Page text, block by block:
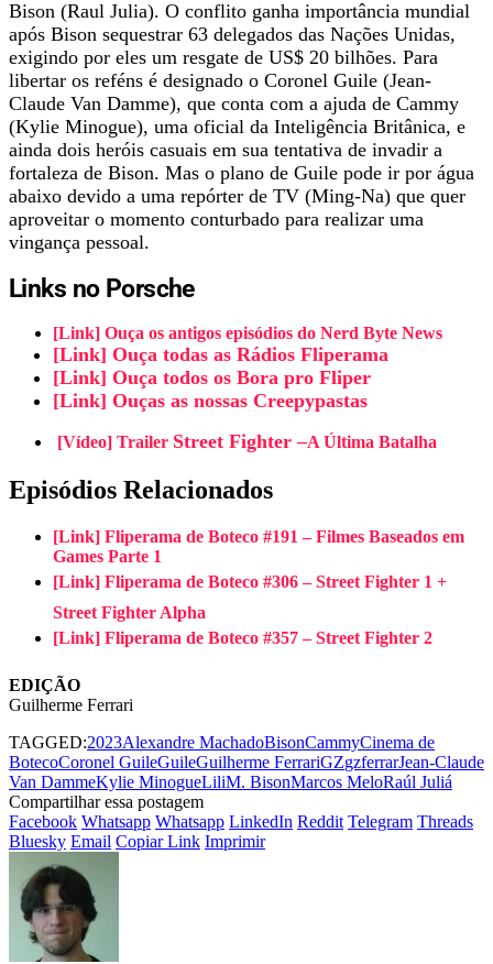
Bison (Raul Julia). O conflito ganha importância mundial
após Bison sequestrar 63 delegados das Nações Unidas,
exigindo por eles um resgate de US$ 20 bilhões. Para
libertar os reféns é designado o Coronel Guile (Jean-
Claude Van Damme), que conta com a ajuda de Cammy
(Kylie Minogue), uma oficial da Inteligência Britânica, e
ainda dois heróis casuais em sua tentativa de invadir a
fortaleza de Bison. Mas o plano de Guile pode ir por água
abaixo devido a uma repórter de TV (Ming-Na) que quer
aproveitar o momento conturbado para realizar uma
vingança pessoal.
Links no Porsche
[Link] Ouça os antigos episódios do Nerd Byte News
[Link] Ouça todas as Rádios Fliperama
[Link] Ouça todos os Bora pro Fliper
[Link] Ouças as nossas Creepypastas
[Vídeo] Trailer Street Fighter –A Última Batalha
Episódios Relacionados
[Link] Fliperama de Boteco #191 – Filmes Baseados em
Games Parte 1
[Link] Fliperama de Boteco #306 – Street Fighter 1 +
Street Fighter Alpha
[Link] Fliperama de Boteco #357 – Street Fighter 2
EDIÇÃO
Guilherme Ferrari
TAGGED:2023Alexandre MachadoBisonCammyCinema de
BotecoCoronel GuileGuileGuilherme FerrariGZgzferrarJean-Claude
Van DammeKylie MinogueLiliM. BisonMarcos MeloRaúl Juliá
Compartilhar essa postagem
Facebook Whatsapp Whatsapp LinkedIn Reddit Telegram Threads
Bluesky Email Copiar Link Imprimir